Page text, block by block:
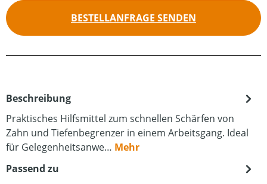
BESTELLANFRAGE SENDEN
Beschreibung
Praktisches Hilfsmittel zum schnellen Schärfen von
Zahn und Tiefenbegrenzer in einem Arbeitsgang. Ideal
für Gelegenheitsanwe… Mehr
Passend zu